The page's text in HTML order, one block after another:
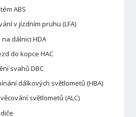
ABS
v jízdním pruhu (LFA)
dálnici HDA
do kopce HAC
svahů DBC
dálkových světlometů (HBA)
světlometů (ALC)